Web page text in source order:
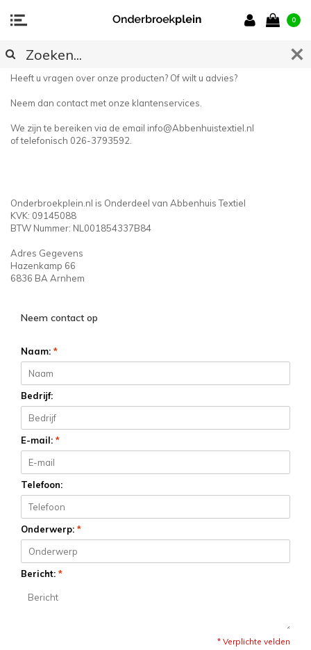
0
CONTACT
Heeft u vragen over onze producten? Of wilt u advies?
Neem dan contact met onze klantenservices.
We zijn te bereiken via de email info@Abbenhuistextiel.nl
of telefonisch 026-3793592.
Onderbroekplein.nl is Onderdeel van Abbenhuis Textiel
KVK: 09145088
BTW Nummer: NL001854337B84
Adres Gegevens
Hazenkamp 66
6836 BA Arnhem
Neem contact op
Naam: *
Bedrijf:
E-mail: *
Telefoon:
Onderwerp: *
Bericht: *
* Verplichte velden